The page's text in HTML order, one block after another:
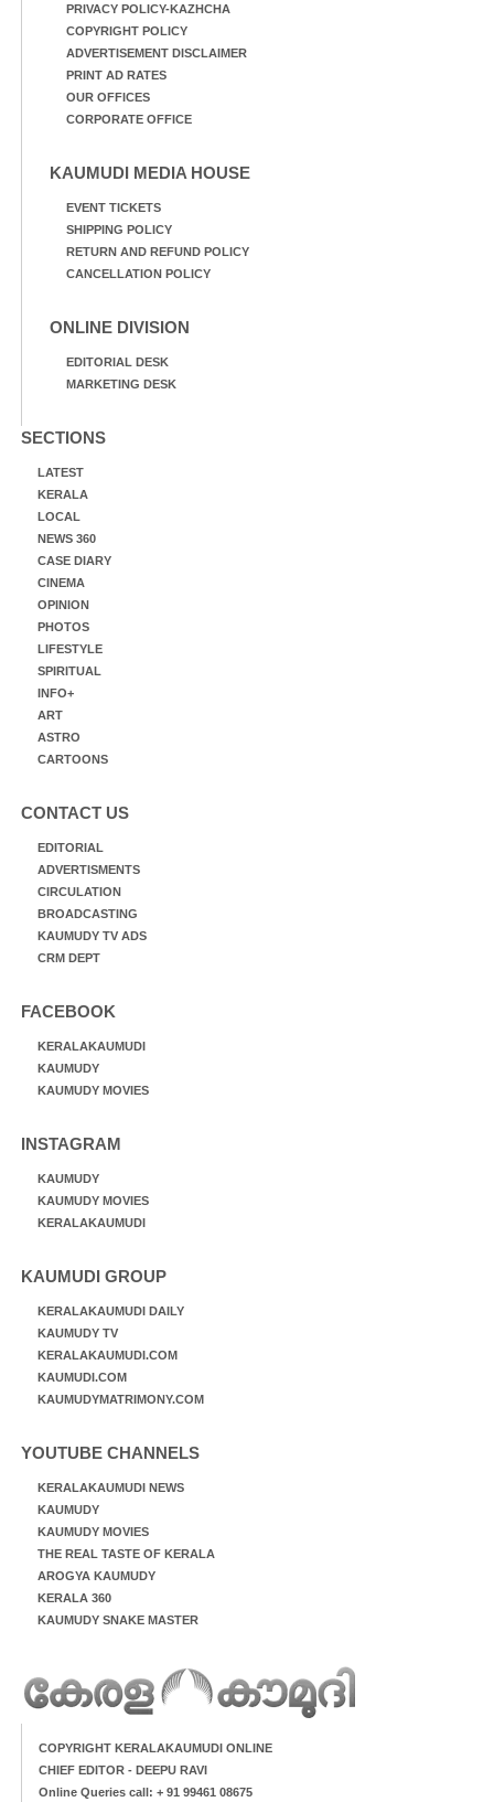
PRIVACY POLICY-KAZHCHA
COPYRIGHT POLICY
ADVERTISEMENT DISCLAIMER
PRINT AD RATES
OUR OFFICES
CORPORATE OFFICE
KAUMUDI MEDIA HOUSE
EVENT TICKETS
SHIPPING POLICY
RETURN AND REFUND POLICY
CANCELLATION POLICY
ONLINE DIVISION
EDITORIAL DESK
MARKETING DESK
SECTIONS
LATEST
KERALA
LOCAL
NEWS 360
CASE DIARY
CINEMA
OPINION
PHOTOS
LIFESTYLE
SPIRITUAL
INFO+
ART
ASTRO
CARTOONS
CONTACT US
EDITORIAL
ADVERTISMENTS
CIRCULATION
BROADCASTING
KAUMUDY TV ADS
CRM DEPT
FACEBOOK
KERALAKAUMUDI
KAUMUDY
KAUMUDY MOVIES
INSTAGRAM
KAUMUDY
KAUMUDY MOVIES
KERALAKAUMUDI
KAUMUDI GROUP
KERALAKAUMUDI DAILY
KAUMUDY TV
KERALAKAUMUDI.COM
KAUMUDI.COM
KAUMUDYMATRIMONY.COM
YOUTUBE CHANNELS
KERALAKAUMUDI NEWS
KAUMUDY
KAUMUDY MOVIES
THE REAL TASTE OF KERALA
AROGYA KAUMUDY
KERALA 360
KAUMUDY SNAKE MASTER
COPYRIGHT KERALAKAUMUDI ONLINE
CHIEF EDITOR - DEEPU RAVI
Online Queries call: + 91 99461 08675